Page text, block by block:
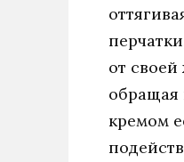
от
обращая
кремом